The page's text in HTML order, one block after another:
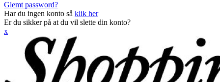
Glemt password?
Har du ingen konto så klik her
Er du sikker på at du vil slette din konto?
x